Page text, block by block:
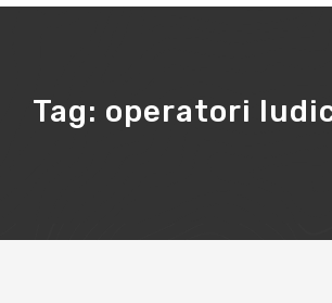
Tag: operatori